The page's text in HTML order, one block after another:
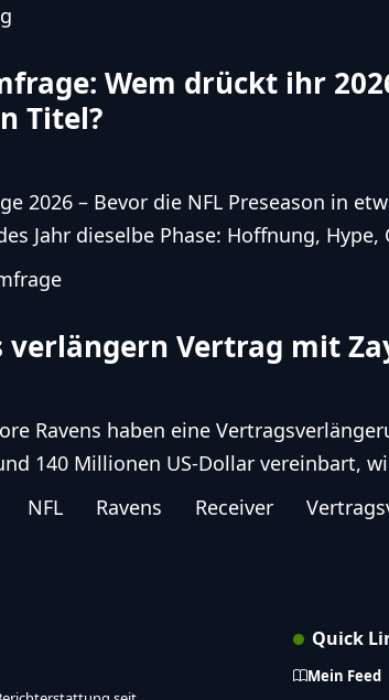
Wem drückt ihr
Titel?
2026 – Bevor die NFL Preseason in
Jahr dieselbe Phase: Hoffnung,
verlängern Vertrag mit
Ravens haben eine
140 Millionen US-Dollar vereinbart,
NFL Ravens Receiver
Quick
Mein Feed